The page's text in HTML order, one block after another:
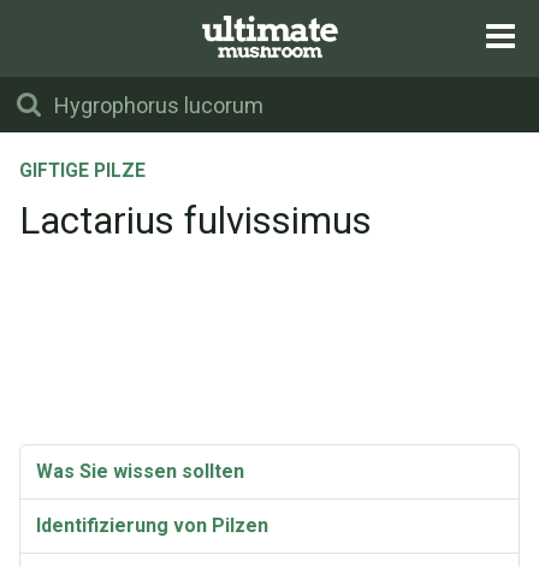
GIFTIGE PILZE
Lactarius fulvissimus
Was Sie wissen sollten
Identifizierung von Pilzen